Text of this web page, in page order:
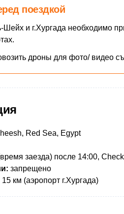
поездкой
и г.Хургада необходимо
дроны для фото/ видео
Red Sea, Egypt
заезда) после 14:00,
запрещено
​15 км (аэропорт г.Хургада)